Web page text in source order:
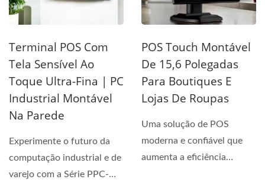
Terminal POS Com
Tela Sensível Ao
Toque Ultra-Fina | PC
Industrial Montável
Na Parede
Experimente o futuro da
computação industrial e de
varejo com a Série PPC-
POS Touch Montável
De 15,6 Polegadas
Para Boutiques E
Lojas De Roupas
Uma solução de POS
moderna e confiável que
aumenta a eficiência